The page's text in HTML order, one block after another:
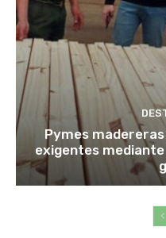
Pymes
exigentes